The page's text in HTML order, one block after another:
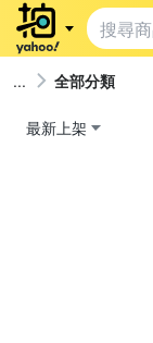
全部分類
最新上架